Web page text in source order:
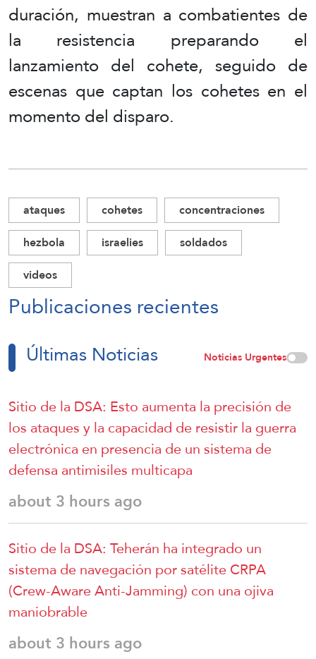
duración, muestran a combatientes de
la resistencia preparando el
lanzamiento del cohete, seguido de
escenas que captan los cohetes en el
momento del disparo.
ataques cohetes
concentraciones
hezbola
israelies
soldados
videos
Publicaciones recientes
Últimas Noticias Noticias Urgentes
Sitio de la DSA: Esto aumenta la precisión de
los ataques y la capacidad de resistir la guerra
electrónica en presencia de un sistema de
defensa antimisiles multicapa
about 3 hours ago
Sitio de la DSA: Teherán ha integrado un
sistema de navegación por satélite CRPA
(Crew-Aware Anti-Jamming) con una ojiva
maniobrable
about 3 hours ago